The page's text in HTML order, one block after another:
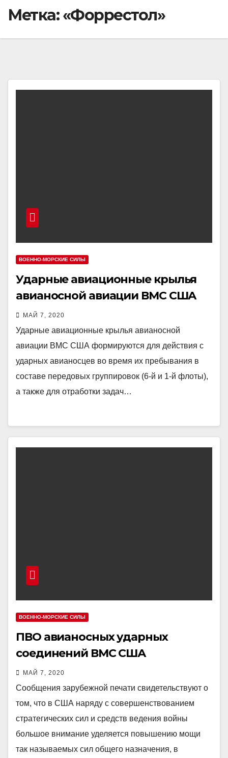
Метка:«Форрестол»
ВОЕННО-МОРСКИЕ СИЛЫ
Ударные авиационные крылья
авианосной авиации ВМС США
МАЙ 7, 2020
Ударные авиационные крылья авианосной
авиации ВМС США формируются для действия с
ударных авианосцев во время их пребывания в
составе передовых группировок (6-й и 1-й флоты),
а также для отработки задач…
ВОЕННО-МОРСКИЕ СИЛЫ
ПВО авианосных ударных
соединений ВМС США
МАЙ 7, 2020
Сообщения зарубежной печати свидетельствуют о
том, что в США наряду с совершенствованием
стратегических сил и средств ведения войны
большое внимание уделяется повышению мощи
так называемых сил общего назначения, в